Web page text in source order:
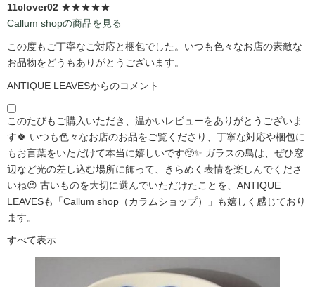
11clover02 ★★★★★
Callum shopの商品を見る
この度もご丁寧なご対応と梱包でした。いつも色々なお店の素敵な
お品物をどうもありがとうございます。
ANTIQUE LEAVESからのコメント
このたびもご購入いただき、温かいレビューをありがとうございま
す🍀 いつも色々なお店のお品をご覧くださり、丁寧な対応や梱包に
もお言葉をいただけて本当に嬉しいです🥺✨ ガラスの鳥は、ぜひ窓
辺など光の差し込む場所に飾って、きらめく表情を楽しんでくださ
いね😉 古いものを大切に選んでいただけたことを、ANTIQUE
LEAVESも「Callum shop（カラムショップ）」も嬉しく感じており
ます。
すべて表示